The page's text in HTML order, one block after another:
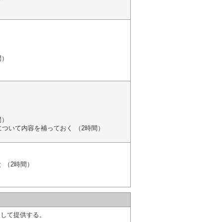
いて内容を補っておく （2時間）
2時間）
て提供する。